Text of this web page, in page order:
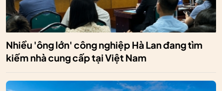
Nhiều 'ông lớn' công nghiệp Hà Lan đang tìm
kiếm nhà cung cấp tại Việt Nam